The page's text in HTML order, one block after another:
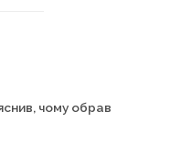
чому обрав